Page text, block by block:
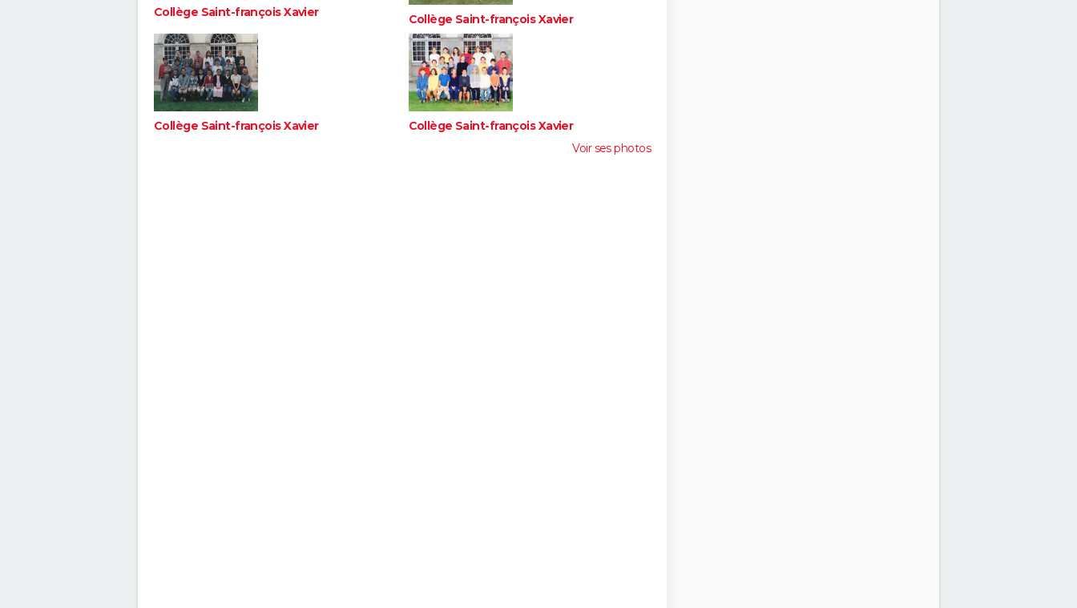
Collège Saint-françois Xavier Collège Saint-françois Xavier
Collège Saint-françois Xavier
Collège Saint-françois Xavier
Voir ses photos